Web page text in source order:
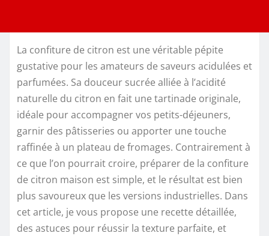
La confiture de citron est une véritable pépite
gustative pour les amateurs de saveurs acidulées et
parfumées. Sa douceur sucrée alliée à l’acidité
naturelle du citron en fait une tartinade originale,
idéale pour accompagner vos petits-déjeuners,
garnir des pâtisseries ou apporter une touche
raffinée à un plateau de fromages. Contrairement à
ce que l’on pourrait croire, préparer de la confiture
de citron maison est simple, et le résultat est bien
plus savoureux que les versions industrielles. Dans
cet article, je vous propose une recette détaillée,
des astuces pour réussir la texture parfaite, et